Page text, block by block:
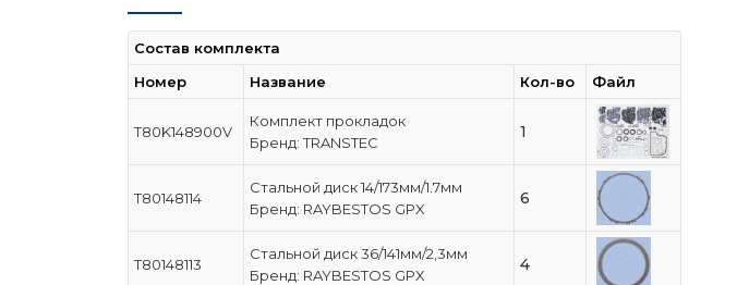
Состав комплекта
Номер
Название Кол-во Файл
T80K148900V
Комплект прокладок
Бренд: TRANSTEC
1
T80148114
Стальной диск 14/173мм/1.7мм
Бренд: RAYBESTOS GPX
6
T80148113
Стальной диск 36/141мм/2,3мм
Бренд: RAYBESTOS GPX
4